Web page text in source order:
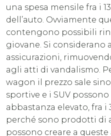
una spesa mensile fra i
dell’auto. Ovviamente
contengono possibili
giovane. Si considerano
assicurazioni,
agli atti di vandalismo.
wagon il prezzo sale sino
sportive e i SUV
abbastanza elevato, fra i
perché sono prodotti di
possono creare a